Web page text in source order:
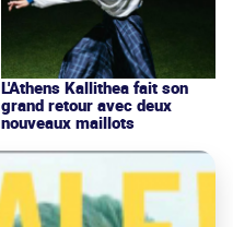
L'Athens Kallithea fait son
grand retour avec deux
nouveaux maillots